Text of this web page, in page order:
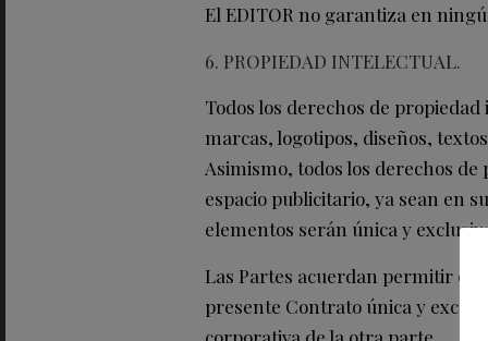
El EDITOR no garantiza en
6. PROPIEDAD INTELECTUAL.
Todos los derechos de
marcas, logotipos, diseños,
Asimismo, todos los derechos
espacio publicitario, ya sean en
elementos serán única y
Las Partes acuerdan permitir el
presente Contrato única y